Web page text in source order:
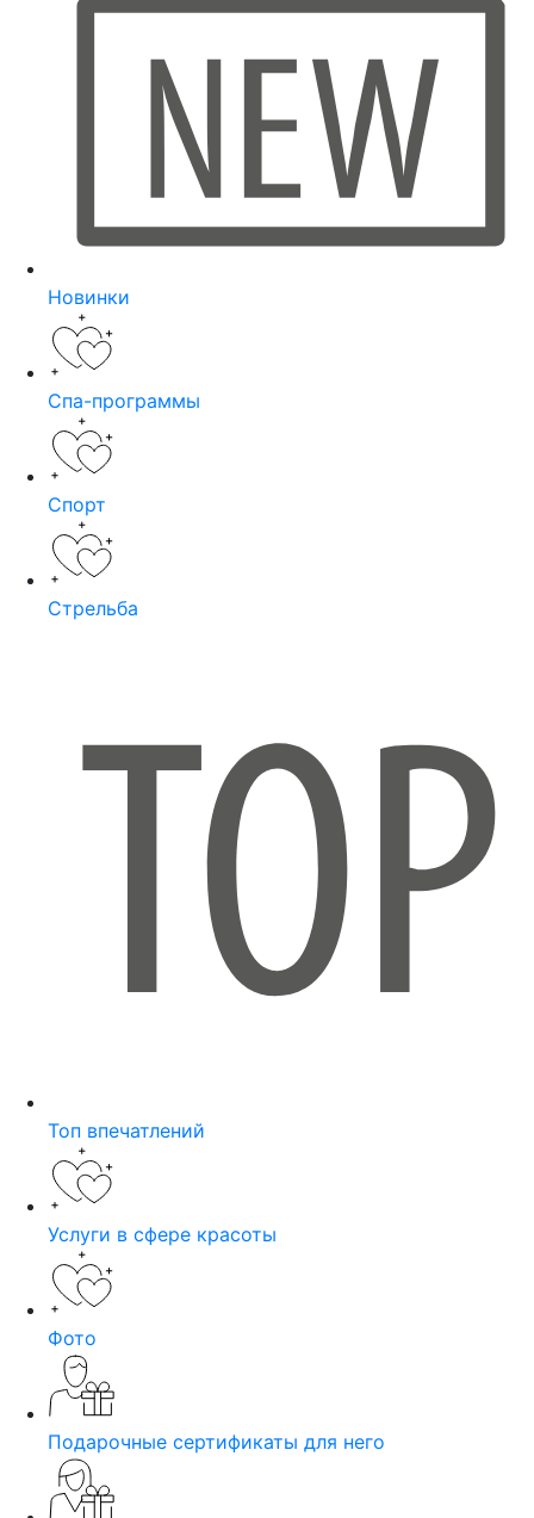
Новинки
Спа-программы
Спорт
Стрельба
Топ впечатлений
Услуги в сфере красоты
Фото
Подарочные сертификаты для него